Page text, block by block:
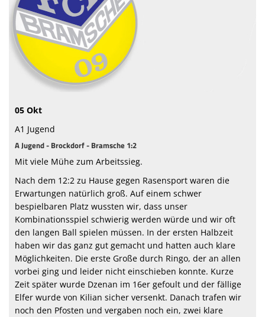
FCR-Clubhaus
Sponsoren
Vorstand & Mitarbeiter
Stadionzeitung
Spielstätten
Trainingszeiten
05 Okt
A1 Jugend
A Jugend - Brockdorf - Bramsche 1:2
Mit viele Mühe zum Arbeitssieg.
Nach dem 12:2 zu Hause gegen Rasensport waren die
Erwartungen natürlich groß. Auf einem schwer
bespielbaren Platz wussten wir, dass unser
Kombinationsspiel schwierig werden würde und wir oft
den langen Ball spielen müssen. In der ersten Halbzeit
haben wir das ganz gut gemacht und hatten auch klare
Möglichkeiten. Die erste Große durch Ringo, der an allen
vorbei ging und leider nicht einschieben konnte. Kurze
Zeit später wurde Dzenan im 16er gefoult und der fällige
Elfer wurde von Kilian sicher versenkt. Danach trafen wir
noch den Pfosten und vergaben noch ein, zwei klare